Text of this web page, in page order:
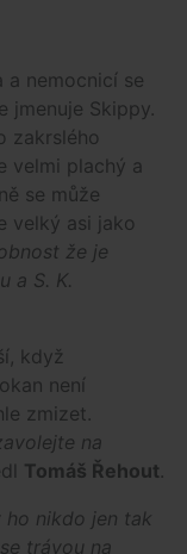
a nemocnicí se
jmenuje Skippy.
zakrslého
velmi plachý a
se může
velký asi jako
že je
a S. K.
když
není
zmizet.
na
Tomáš Řehout.
ho nikdo jen tak
trávou na